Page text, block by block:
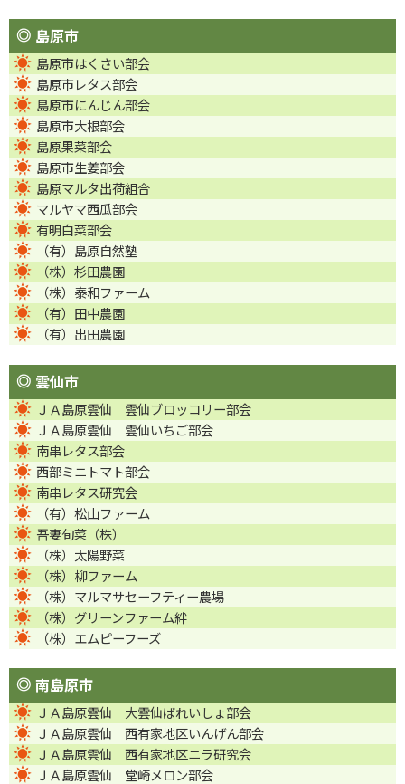
島原市
島原市はくさい部会
島原市レタス部会
島原市にんじん部会
島原市大根部会
島原果菜部会
島原市生姜部会
島原マルタ出荷組合
マルヤマ西瓜部会
有明白菜部会
（有）島原自然塾
（株）杉田農園
（株）泰和ファーム
（有）田中農園
（有）出田農園
雲仙市
ＪＡ島原雲仙 雲仙ブロッコリー部会
ＪＡ島原雲仙 雲仙いちご部会
南串レタス部会
西部ミニトマト部会
南串レタス研究会
（有）松山ファーム
吾妻旬菜（株）
（株）太陽野菜
（株）柳ファーム
（株）マルマサセーフティー農場
（株）グリーンファーム絆
（株）エムピーフーズ
南島原市
ＪＡ島原雲仙 大雲仙ばれいしょ部会
ＪＡ島原雲仙 西有家地区いんげん部会
ＪＡ島原雲仙 西有家地区ニラ研究会
ＪＡ島原雲仙 堂崎メロン部会